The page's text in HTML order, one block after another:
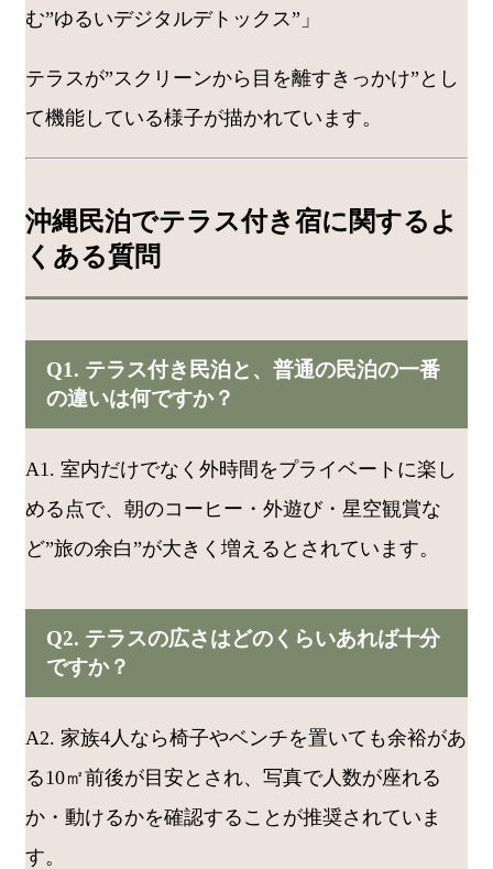
む”ゆるいデジタルデトックス”」
テラスが”スクリーンから目を離すきっかけ”とし
て機能している様子が描かれています。
沖縄民泊でテラス付き宿に関するよ
くある質問
Q1. テラス付き民泊と、普通の民泊の一番
の違いは何ですか？
A1. 室内だけでなく外時間をプライベートに楽し
める点で、朝のコーヒー・外遊び・星空観賞な
ど”旅の余白”が大きく増えるとされています。
Q2. テラスの広さはどのくらいあれば十分
ですか？
A2. 家族4人なら椅子やベンチを置いても余裕があ
る10㎡前後が目安とされ、写真で人数が座れる
か・動けるかを確認することが推奨されていま
す。